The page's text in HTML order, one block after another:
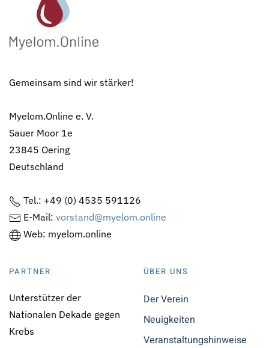
Gemeinsam sind wir stärker!
Myelom.Online e. V.
Sauer Moor 1e
23845 Oering
Deutschland
Tel.: +49 (0) 4535 591126
E-Mail: vorstand@myelom.online
Web: myelom.online
PARTNER
Unterstützer der
Nationalen Dekade gegen
Krebs
ÜBER UNS
Der Verein
Neuigkeiten
Veranstaltungshinweise